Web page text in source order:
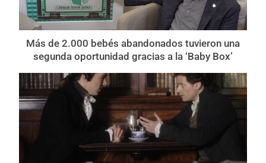
Más de 2.000 bebés abandonados tuvieron una
segunda oportunidad gracias a la ‘Baby Box’